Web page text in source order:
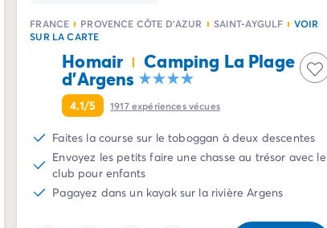
FRANCE PROVENCE CÔTE D'AZUR SAINT-AYGULF
VOIR
SUR LA CARTE
Homair Camping La Plage
d'Argens
4.1/5 1917expériences vécues
Faites la course sur le toboggan à deux descentes
Envoyez les petits faire une chasse au trésor avec le
club pour enfants
Pagayez dans un kayak sur la rivière Argens